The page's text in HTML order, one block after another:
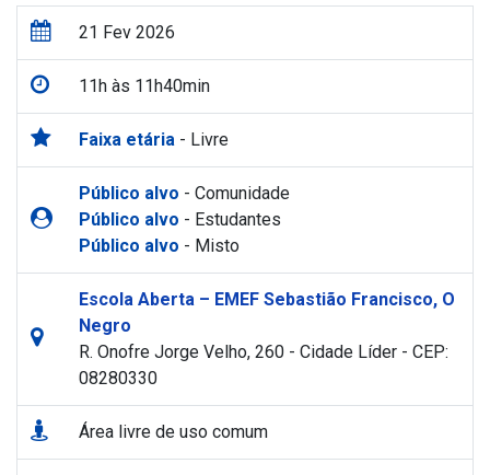
21 Fev 2026
11h às 11h40min
Faixa etária - Livre
Público alvo - Comunidade
Público alvo - Estudantes
Público alvo - Misto
Escola Aberta – EMEF Sebastião Francisco, O
Negro
R. Onofre Jorge Velho, 260 - Cidade Líder - CEP:
08280330
Área livre de uso comum